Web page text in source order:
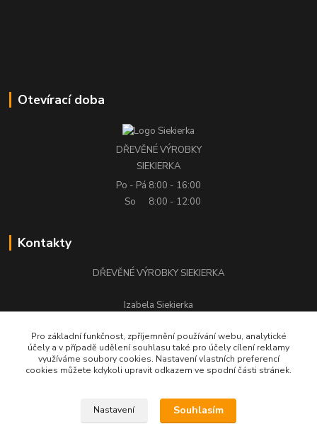
Otevírací doba
DŘEVĚNÉ VÝROBKY
SIEKIERKA
Po - Pá 8:00 - 16:00
So
8:00 - 12:00
Kontakty
DŘEVĚNÉ VÝROBKY SIEKIERKA
Izabela Siekierka
stolarstwo.siekierka@seznam.cz
Pro základní funkčnost, zpříjemnění používání webu, analytické
účely a v případě udělení souhlasu také pro účely cílení reklamy
využíváme soubory cookies. Nastavení vlastních preferencí
cookies můžete kdykoli upravit odkazem ve spodní části stránek.
Nastavení Souhlasím